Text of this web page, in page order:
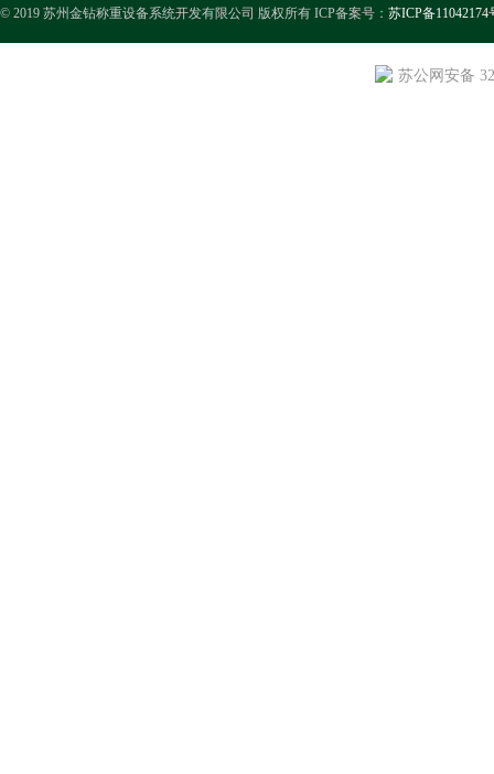
© 2019 苏州金钻称重设备系统开发有限公司 版权所有 ICP备案号： 苏ICP备11042174
苏公网安备